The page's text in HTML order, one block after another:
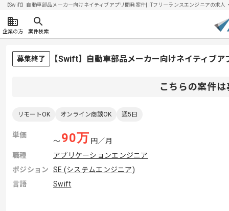
【Swift】自動車部品メーカー向けネイティブアプリ開発案件| ITフリーランスエンジニアの求
企業の方 案件検索
募集終了 【Swift】自動車部品メーカー向けネイティブ
こちらの案件
リモートOK オンライン商談OK 週5日
単価
〜90万 円／月
職種
アプリケーションエンジニア
ポジション
SE (システムエンジニア)
言語
Swift